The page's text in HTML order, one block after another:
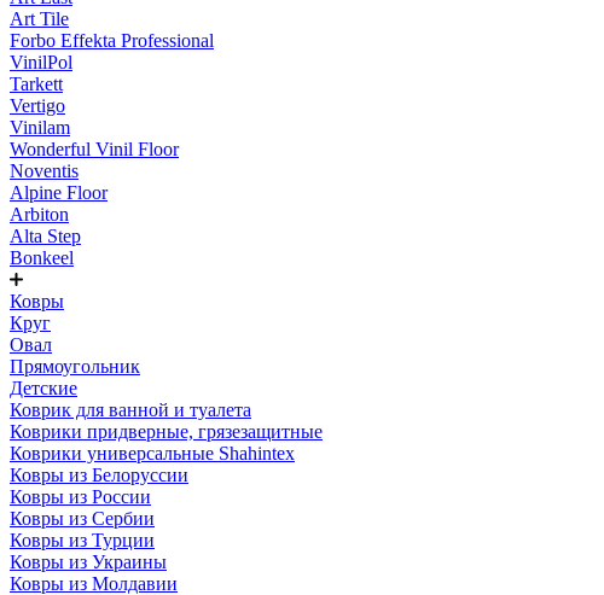
Art Tile
Forbo Effekta Professional
VinilPol
Tarkett
Vertigo
Vinilam
Wonderful Vinil Floor
Noventis
Alpine Floor
Arbiton
Alta Step
Bonkeel
Ковры
Круг
Овал
Прямоугольник
Детские
Коврик для ванной и туалета
Коврики придверные, грязезащитные
Коврики универсальные Shahintex
Ковры из Белоруссии
Ковры из России
Ковры из Сербии
Ковры из Турции
Ковры из Украины
Ковры из Молдавии